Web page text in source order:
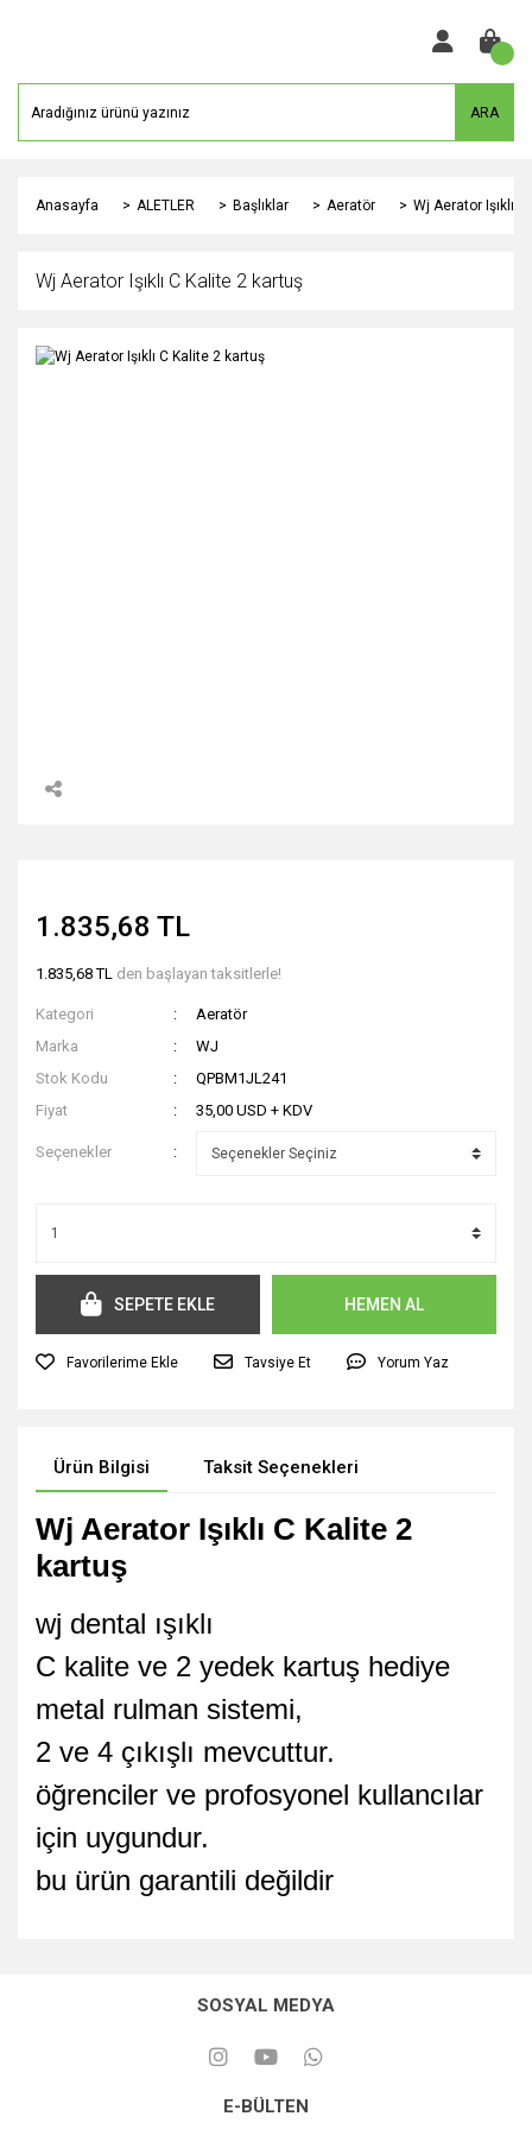
ARA
Anasayfa ALETLER Başlıklar Aeratör Wj Aerator Işıklı
Wj Aerator Işıklı C Kalite 2 kartuş
1.835,68 TL
1.835,68 TL den başlayan taksitlerle!
Kategori
Aeratör
Marka
WJ
Stok Kodu
QPBM1JL241
Fiyat
35,00 USD + KDV
Seçenekler
SEPETE EKLE HEMEN AL
Tavsiye Et Yorum Yaz
Ürün Bilgisi Taksit Seçenekleri
Wj Aerator Işıklı C Kalite 2
kartuş
wj dental ışıklı
C kalite ve 2 yedek kartuş hediye
metal rulman sistemi,
2 ve 4 çıkışlı mevcuttur.
öğrenciler ve profosyonel kullancılar
için uygundur.
bu ürün garantili değildir
SOSYAL MEDYA
E-BÜLTEN